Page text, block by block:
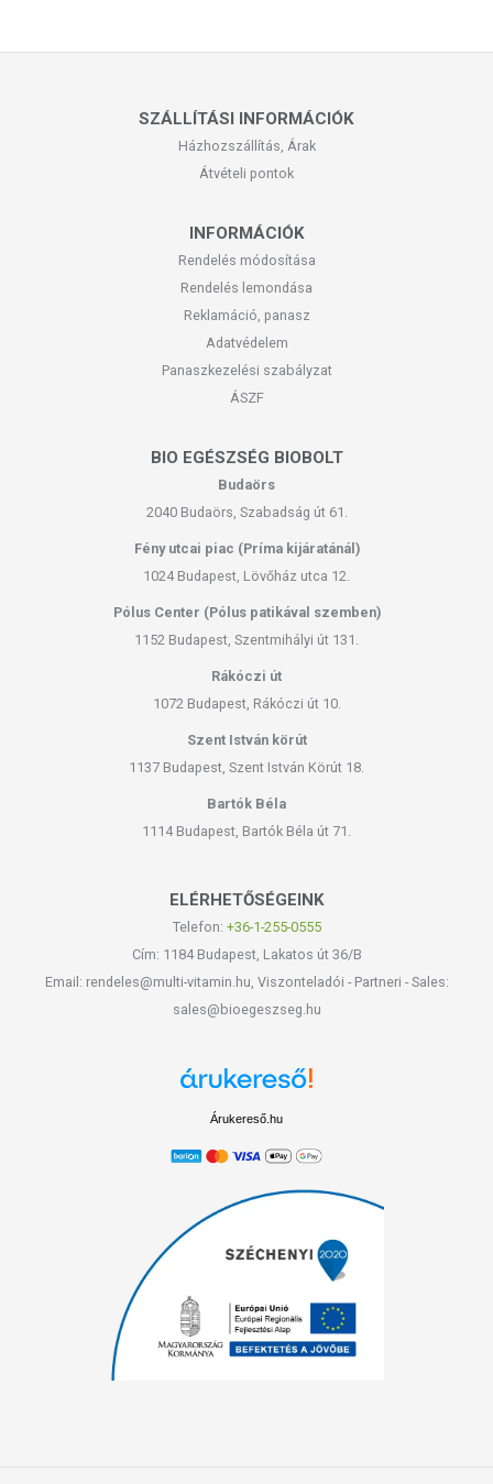
SZÁLLÍTÁSI INFORMÁCIÓK
Házhozszállítás, Árak
Átvételi pontok
INFORMÁCIÓK
Rendelés módosítása
Rendelés lemondása
Reklamáció, panasz
Adatvédelem
Panaszkezelési szabályzat
ÁSZF
BIO EGÉSZSÉG BIOBOLT
Budaörs
2040 Budaörs, Szabadság út 61.
Fény utcai piac (Príma kijáratánál)
1024 Budapest, Lövőház utca 12.
Pólus Center (Pólus patikával szemben)
1152 Budapest, Szentmihályi út 131.
Rákóczi út
1072 Budapest, Rákóczi út 10.
Szent István körút
1137 Budapest, Szent István Körút 18.
Bartók Béla
1114 Budapest, Bartók Béla út 71.
ELÉRHETŐSÉGEINK
Telefon: +36-1-255-0555
Cím: 1184 Budapest, Lakatos út 36/B
Email: rendeles@multi-vitamin.hu, Viszonteladói - Partneri - Sales:
sales@bioegeszseg.hu
Árukereső.hu